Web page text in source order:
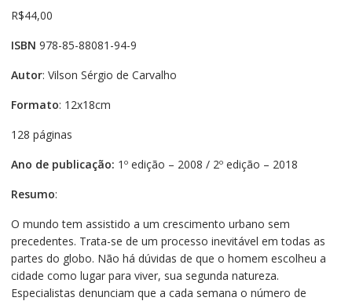
R$44,00
ISBN 978-85-88081-94-9
Autor: Vilson Sérgio de Carvalho
Formato: 12x18cm
128 páginas
Ano de publicação: 1º edição – 2008 / 2º edição – 2018
Resumo:
O mundo tem assistido a um crescimento urbano sem
precedentes. Trata-se de um processo inevitável em todas as
partes do globo. Não há dúvidas de que o homem escolheu a
cidade como lugar para viver, sua segunda natureza.
Especialistas denunciam que a cada semana o número de